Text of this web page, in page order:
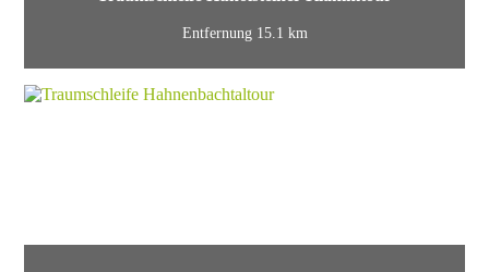
Entfernung 15.1 km